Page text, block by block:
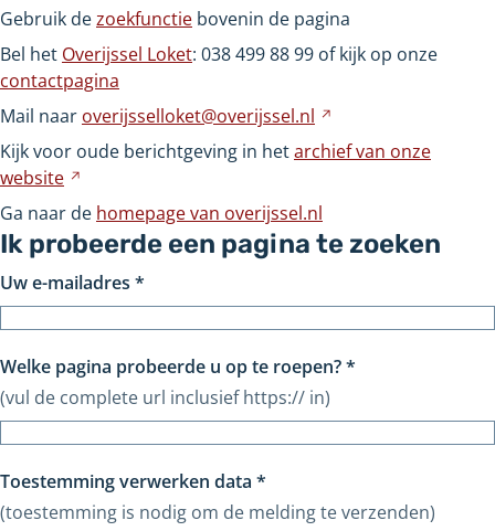
Gebruik dezoekfunctie bovenin de pagina
Bel het Overijssel Loket: 0384998899 of kijk op onze
contactpagina
Mail naar overijsselloket@overijssel.nl
naar
Kijk voor oude berichtgeving in hetarchief van onze
website
naar
andere
website
Ga naar de homepage van overijssel.nl
Ik probeerde een pagina te zoeken
Uw e-mailadres *
Welke pagina probeerde u op te roepen?*
(vul de complete url inclusief https:// in)
Toestemming verwerken data *
(toestemming is nodig om de melding te verzenden)